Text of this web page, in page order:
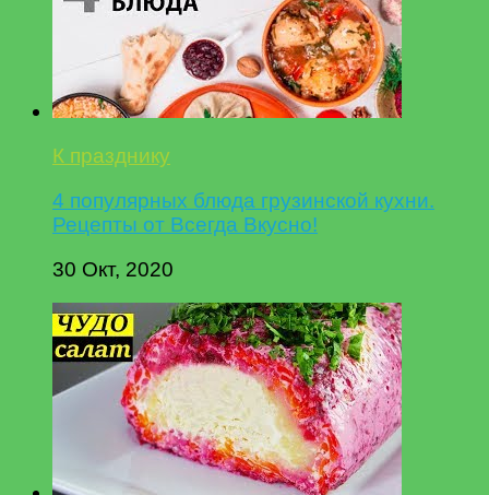
К празднику
4 популярных блюда грузинской кухни.
Рецепты от Всегда Вкусно!
30 Окт, 2020